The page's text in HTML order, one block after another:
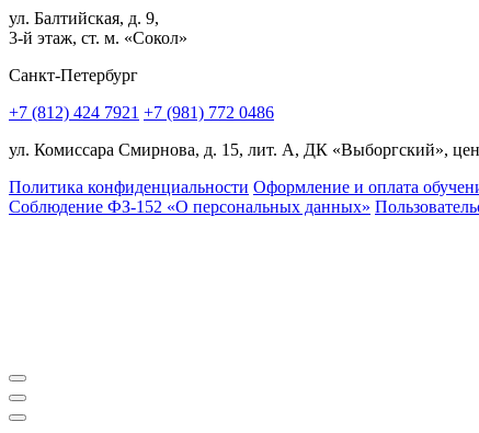
ул. Балтийская, д. 9,
3-й этаж, ст. м. «Сокол»
Санкт-Петербург
+7 (812) 424 7921 +7 (981) 772 0486
ул. Комиссара Смирнова, д. 15, лит. А, ДК «Выборгский»,
Политика конфиденциальности Оформление и оплата
Соблюдение ФЗ-152 «О персональ­ных данных»